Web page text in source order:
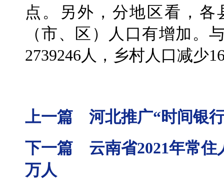
点。另外，分地区看，
（市、区）人口有增加。
2739246人，乡村人口减少
上一篇 河北推广“时间银
下一篇 云南省2021年常住
万人